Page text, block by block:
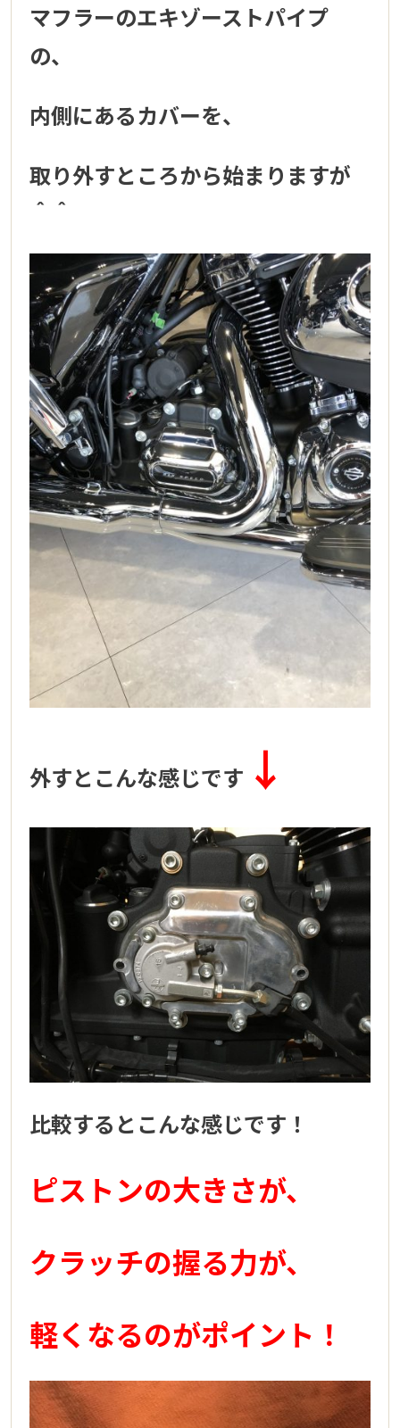
マフラーのエキゾーストパイプ
の、
内側にあるカバーを、
取り外すところから始まりますが
＾＾
外すとこんな感じです ↓
比較するとこんな感じです！
ピストンの大きさが、
クラッチの握る力が、
軽くなるのがポイント！